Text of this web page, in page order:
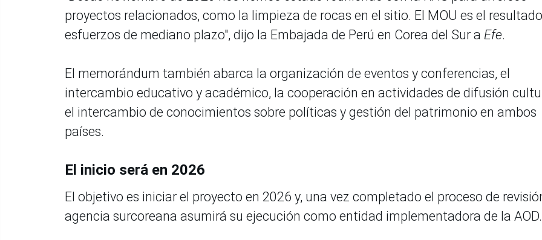
proyectos relacionados, como la limpieza de rocas en el sitio. El MOU es el
esfuerzos de mediano plazo", dijo la Embajada de Perú en Corea del Sur a Efe.
El memorándum también abarca la organización de eventos y conferencias, el
intercambio educativo y académico, la cooperación en actividades de difusión
el intercambio de conocimientos sobre políticas y gestión del patrimonio en ambos
países.
El inicio será en 2026
El objetivo es iniciar el proyecto en 2026 y, una vez completado el proceso de
agencia surcoreana asumirá su ejecución como entidad implementadora de la AOD.